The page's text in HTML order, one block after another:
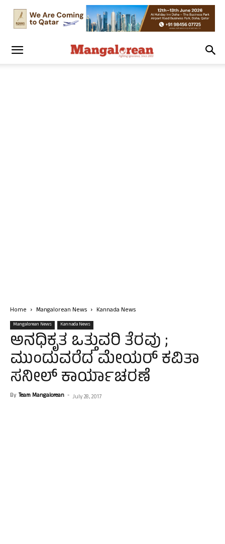
Home Mangalorean News Kannada News
Mangalorean News Kannada News
ಅನಧಿಕೃತ ಒತ್ತುವರಿ ತೆರವು ;
ಮುಂದುವರೆದ ಮೇಯರ್ ಕವಿತಾ
ಸನೀಲ್ ಕಾರ್ಯಾಚರಣೆ
By Team Mangalorean - July 28, 2017